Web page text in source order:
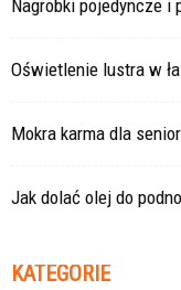
Nagrobki pojedyncze i
Oświetlenie lustra w
Mokra karma dla
Jak dolać olej do
KATEGORIE